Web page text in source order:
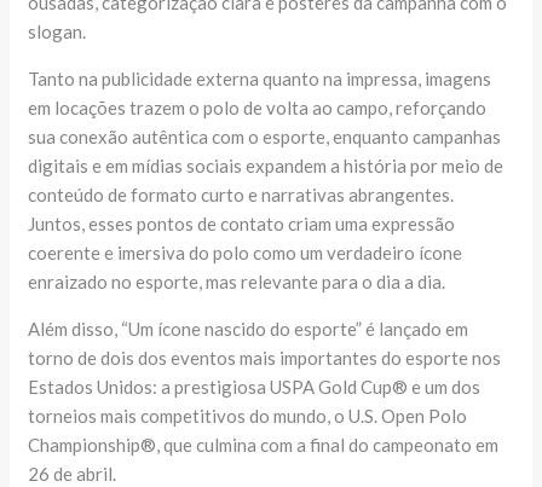
slogan.
Tanto na publicidade externa quanto na impressa, imagens
em locações trazem o polo de volta ao campo, reforçando
sua conexão autêntica com o esporte, enquanto campanhas
digitais e em mídias sociais expandem a história por meio de
conteúdo de formato curto e narrativas abrangentes.
Juntos, esses pontos de contato criam uma expressão
coerente e imersiva do polo como um verdadeiro ícone
enraizado no esporte, mas relevante para o dia a dia.
Além disso, “Um ícone nascido do esporte” é lançado em
torno de dois dos eventos mais importantes do esporte nos
Estados Unidos: a prestigiosa USPA Gold Cup® e um dos
torneios mais competitivos do mundo, o U.S. Open Polo
Championship®, que culmina com a final do campeonato em
26 de abril.